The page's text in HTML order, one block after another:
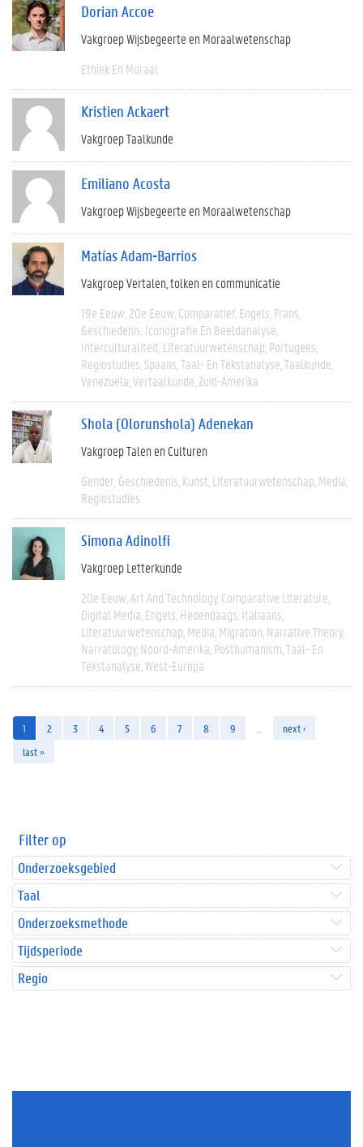
Dorian Accoe
Vakgroep Wijsbegeerte en Moraalwetenschap
Ethiek En Moraal
Kristien Ackaert
Vakgroep Taalkunde
Emiliano Acosta
Vakgroep Wijsbegeerte en Moraalwetenschap
Matías Adam-Barrios
Vakgroep Vertalen, tolken en communicatie
19e Eeuw 20e Eeuw Comparatief Engels Frans
Geschiedenis Iconografie En Beeldanalyse
Interculturaliteit Literatuurwetenschap Portugees
Regiostudies Spaans Taal- En Tekstanalyse Taalkunde
Venezuela Vertaalkunde Zuid-Amerika
Shola (Olorunshola) Adenekan
Vakgroep Talen en Culturen
Gender Geschiedenis Kunst Literatuurwetenschap Media
Regiostudies
Simona Adinolfi
Vakgroep Letterkunde
20e Eeuw Art And Technology Comparative Literature
Digital Media Engels Hedendaags Italiaans
Literatuurwetenschap Media Migration Narrative Theory
Narratology Noord-Amerika Posthumanism Taal- En
Tekstanalyse West-Europa
1 2 3 4 5 6 7 8 9
next ›
last »
Filter op
Onderzoeksgebied
Taal
Onderzoeksmethode
Tijdsperiode
Regio